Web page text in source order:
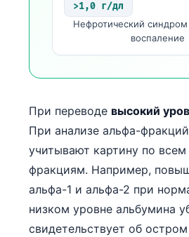
>1,0 г/дл
Нефротический
воспаление
При переводе высокий
При анализе альфа-
учитывают картину по
фракциям. Например,
альфа-1 и альфа-2 при
низком уровне альбумина
свидетельствует об
Slovenčina
پښتو
سنڌي
Galego
Latviešu valoda
Македонски јазик
Euskara